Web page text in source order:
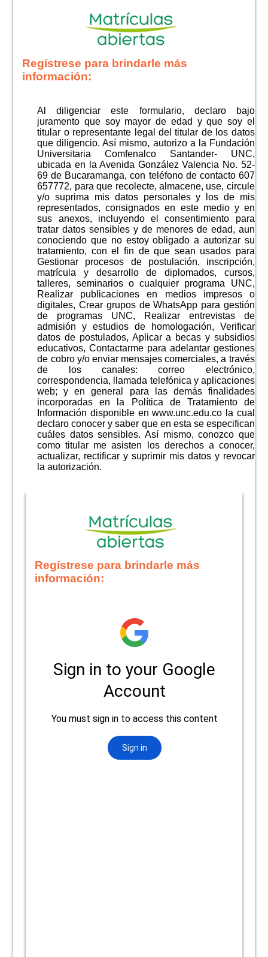
Regístrese para brindarle más
información:
Al diligenciar este formulario, declaro bajo
juramento que soy mayor de edad y que soy el
titular o representante legal del titular de los datos
que diligencio. Así mismo, autorizo a la Fundación
Universitaria Comfenalco Santander- UNC,
ubicada en la Avenida González Valencia No. 52-
69 de Bucaramanga, con teléfono de contacto 607
657772, para que recolecte, almacene, use, circule
y/o suprima mis datos personales y los de mis
representados, consignados en este medio y en
sus anexos, incluyendo el consentimiento para
tratar datos sensibles y de menores de edad, aun
conociendo que no estoy obligado a autorizar su
tratamiento, con el fin de que sean usados para
Gestionar procesos de postulación, inscripción,
matrícula y desarrollo de diplomados, cursos,
talleres, seminarios o cualquier programa UNC,
Realizar publicaciones en medios impresos o
digitales, Crear grupos de WhatsApp para gestión
de programas UNC, Realizar entrevistas de
admisión y estudios de homologación, Verificar
datos de postulados, Aplicar a becas y subsidios
educativos, Contactarme para adelantar gestiones
de cobro y/o enviar mensajes comerciales, a través
de los canales: correo electrónico,
correspondencia, llamada telefónica y aplicaciones
web; y en general para las demás finalidades
incorporadas en la Política de Tratamiento de
Información disponible en www.unc.edu.co la cual
declaro conocer y saber que en esta se especifican
cuáles datos sensibles. Así mismo, conozco que
como titular me asisten los derechos a conocer,
actualizar, rectificar y suprimir mis datos y revocar
la autorización.
Regístrese para brindarle más
información: